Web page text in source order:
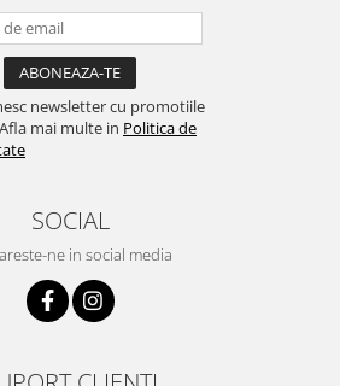
newsletter cu promotiile
mai multe in Politica de
SOCIAL
ne in social media